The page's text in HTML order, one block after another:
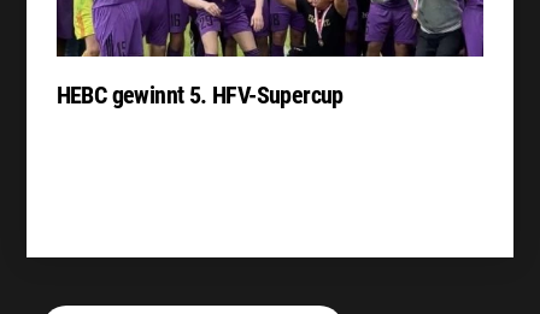
HEBC gewinnt 5. HFV-Supercup